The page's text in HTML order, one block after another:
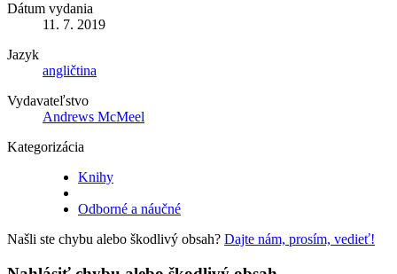
Dátum vydania
11. 7. 2019
Jazyk
angličtina
Vydavateľstvo
Andrews McMeel
Kategorizácia
Knihy
Odborné a náučné
Našli ste chybu alebo škodlivý obsah? Dajte nám, prosím, vedieť!